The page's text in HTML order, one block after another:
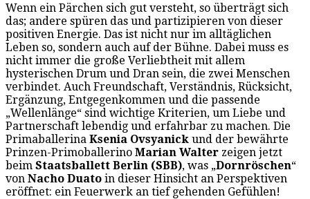
Wenn ein Pärchen sich gut versteht, so überträgt sich
das; andere spüren das und partizipieren von dieser
positiven Energie. Das ist nicht nur im alltäglichen
Leben so, sondern auch auf der Bühne. Dabei muss es
nicht immer die große Verliebtheit mit allem
hysterischen Drum und Dran sein, die zwei Menschen
verbindet. Auch Freundschaft, Verständnis, Rücksicht,
Ergänzung, Entgegenkommen und die passende
„Wellenlänge“ sind wichtige Kriterien, um Liebe und
Partnerschaft lebendig und erfahrbar zu machen. Die
Primaballerina Ksenia Ovsyanick und der bewährte
Prinzen-Primoballerino Marian Walter zeigen jetzt
beim Staatsballett Berlin (SBB), was „Dornröschen“
von Nacho Duato in dieser Hinsicht an Perspektiven
eröffnet: ein Feuerwerk an tief gehenden Gefühlen!